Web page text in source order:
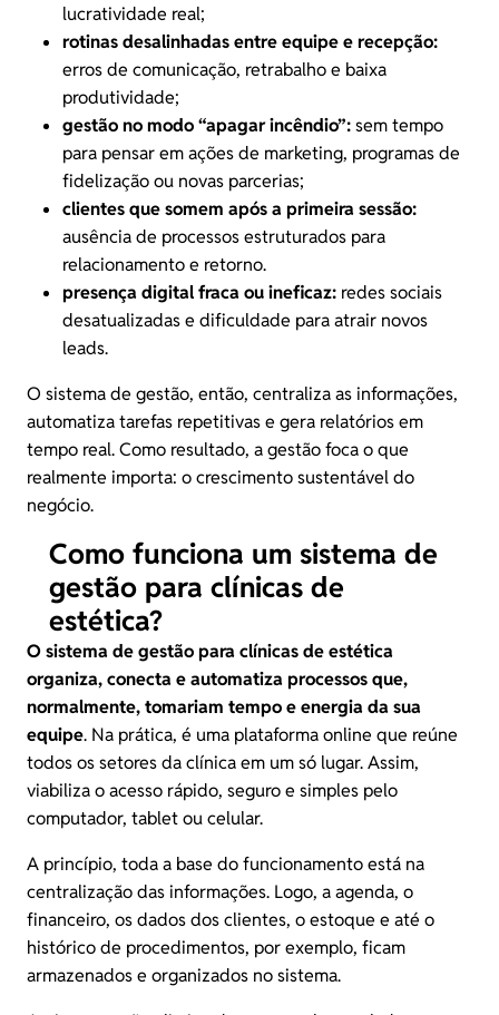
lucratividade real;
rotinas desalinhadas entre equipe e recepção:
erros de comunicação, retrabalho e baixa
produtividade;
gestão no modo “apagar incêndio”:sem tempo
para pensar em ações de marketing, programas de
fidelização ou novas parcerias;
clientes que somem após a primeira sessão:
ausência de processos estruturados para
relacionamento e retorno.
presença digital fraca ou ineficaz: redes sociais
desatualizadas e dificuldade para atrair novos
leads.
O sistema de gestão, então, centraliza as informações,
automatiza tarefas repetitivas e gera relatórios em
tempo real. Como resultado, a gestão foca o que
realmente importa: o crescimento sustentável do
negócio.
Como funciona um sistema de
gestão para clínicas de
estética?
O sistema de gestão para clínicas de estética
organiza, conecta e automatiza processos que,
normalmente, tomariam tempo e energia da sua
equipe. Na prática, é uma plataforma online que reúne
todos os setores da clínica em um só lugar. Assim,
viabiliza o acesso rápido, seguro e simples pelo
computador, tablet ou celular.
A princípio, toda a base do funcionamento está na
centralização das informações. Logo, a agenda, o
financeiro, os dados dos clientes, o estoque e até o
histórico de procedimentos, por exemplo, ficam
armazenados e organizados no sistema.